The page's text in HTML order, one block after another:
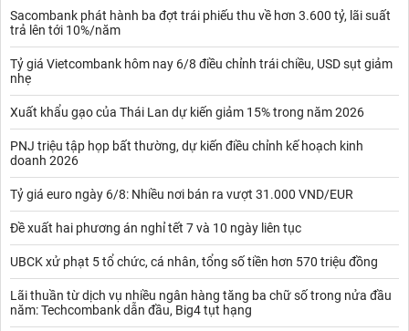
Sacombank phát hành ba đợt trái phiếu thu về hơn 3.600 tỷ, lãi suất
trả lên tới 10%/năm
Tỷ giá Vietcombank hôm nay 6/8 điều chỉnh trái chiều, USD sụt giảm
nhẹ
Xuất khẩu gạo của Thái Lan dự kiến giảm 15% trong năm 2026
PNJ triệu tập họp bất thường, dự kiến điều chỉnh kế hoạch kinh
doanh 2026
Tỷ giá euro ngày 6/8: Nhiều nơi bán ra vượt 31.000 VND/EUR
Đề xuất hai phương án nghỉ tết 7 và 10 ngày liên tục
UBCK xử phạt 5 tổ chức, cá nhân, tổng số tiền hơn 570 triệu đồng
Lãi thuần từ dịch vụ nhiều ngân hàng tăng ba chữ số trong nửa đầu
năm: Techcombank dẫn đầu, Big4 tụt hạng